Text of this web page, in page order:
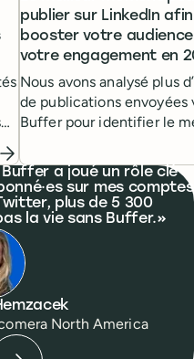
publier sur LinkedIn
booster votre
votre engagement en
Nous avons analysé plus
de publications envoyées
Buffer pour identifier le
publier sur LinkedIn et
la portée.
Buffer a joué un rôle clé
sur mes comptes
plus de 5 300
la vie sans Buffer.
North America